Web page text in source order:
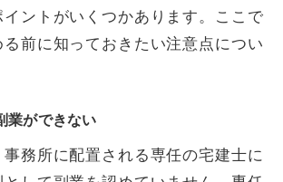
ントがいくつかあります。ここで
前に知っておきたい注意点につい
業ができない
務所に配置される専任の宅建士に